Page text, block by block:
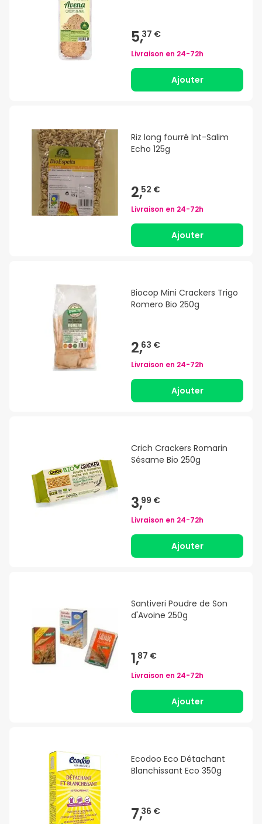
5,37 €
Livraison en 24-72h
Ajouter
Riz long fourré Int-Salim
Echo 125g
2,52 €
Livraison en 24-72h
Ajouter
Biocop Mini Crackers Trigo
Romero Bio 250g
2,63 €
Livraison en 24-72h
Ajouter
Crich Crackers Romarin
Sésame Bio 250g
3,99 €
Livraison en 24-72h
Ajouter
Santiveri Poudre de Son
d'Avoine 250g
1,87 €
Livraison en 24-72h
Ajouter
Ecodoo Eco Détachant
Blanchissant Eco 350g
7,36 €